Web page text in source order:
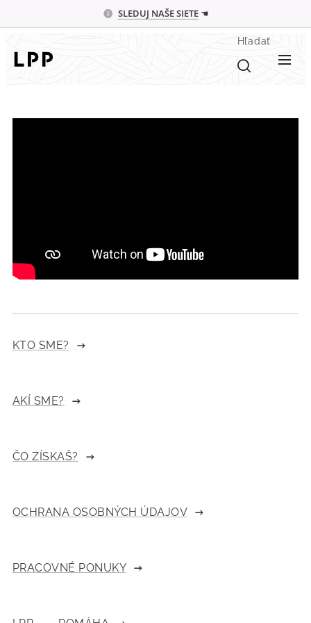
SLEDUJ NAŠE SIETE ☚
Hľadať
KTO SME?
AKÍ SME?
ČO ZÍSKAŠ?
OCHRANA OSOBNÝCH ÚDAJOV
PRACOVNÉ PONUKY